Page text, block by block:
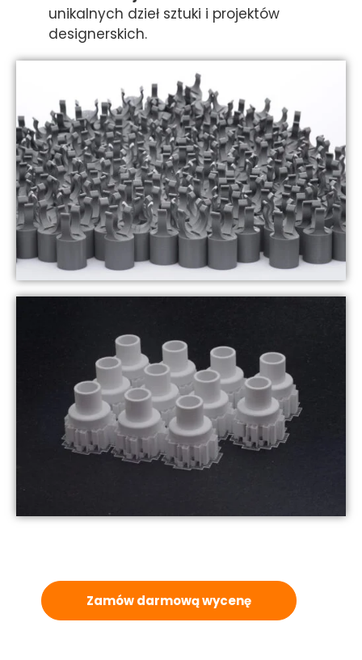
unikalnych dzieł sztuki i projektów
designerskich.
Zamów darmową wycenę